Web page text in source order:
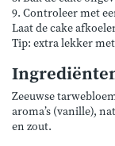
9. Controleer met
Laat de cake
Tip: extra lekker
Zeeuwse
aroma’s (vanille),
en zout.